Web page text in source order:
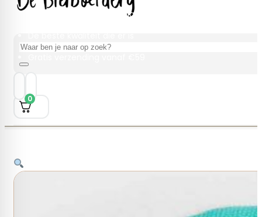
Retourneren binnen 30 dagen
Zoeken
0